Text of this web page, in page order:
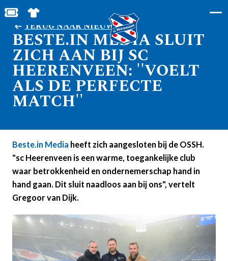
MIJN TOEGANGS- EN PARKEERKAARTEN
SHOP IN DE FEANSTORE
TERUG NAAR NIEUWS
BESTE.IN MEDIA SLUIT
ZICH AAN BIJ SC
HEERENVEEN: ''VOELT
ALS DE PERFECTE
MATCH''
Beste.in Media heeft zich aangesloten bij de OSSH.
"sc Heerenveen is een warme, toegankelijke club
waar betrokkenheid en ondernemerschap hand in
hand gaan. Dit sluit naadloos aan bij ons", vertelt
Gregoor van Dijk.